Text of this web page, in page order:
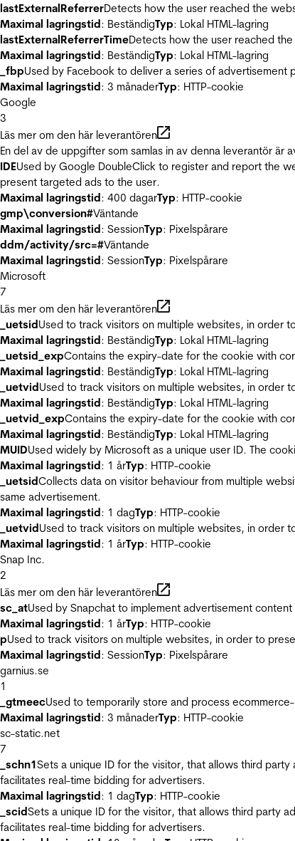
lastExternalReferrerDetects how the user reached the
Maximal lagringstid: BeständigTyp: Lokal HTML-lagring
lastExternalReferrerTimeDetects how the user reached
Maximal lagringstid: BeständigTyp: Lokal HTML-lagring
_fbpUsed by Facebook to deliver a series of
Maximal lagringstid: 3 månaderTyp: HTTP-cookie
Google
3
Läs mer om den här leverantören
En del av de uppgifter som samlas in av denna leverantör
IDEUsed by Google DoubleClick to register and report the
present targeted ads to the user.
Maximal lagringstid: 400 dagarTyp: HTTP-cookie
gmp\conversion#Väntande
Maximal lagringstid: SessionTyp: Pixelspårare
ddm/activity/src=#Väntande
Maximal lagringstid: SessionTyp: Pixelspårare
Microsoft
7
Läs mer om den här leverantören
_uetsidUsed to track visitors on multiple websites, in order
Maximal lagringstid: BeständigTyp: Lokal HTML-lagring
_uetsid_expContains the expiry-date for the cookie with
Maximal lagringstid: BeständigTyp: Lokal HTML-lagring
_uetvidUsed to track visitors on multiple websites, in order
Maximal lagringstid: BeständigTyp: Lokal HTML-lagring
_uetvid_expContains the expiry-date for the cookie with
Maximal lagringstid: BeständigTyp: Lokal HTML-lagring
MUIDUsed widely by Microsoft as a unique user ID. The
Maximal lagringstid: 1 årTyp: HTTP-cookie
_uetsidCollects data on visitor behaviour from multiple
same advertisement.
Maximal lagringstid: 1 dagTyp: HTTP-cookie
_uetvidUsed to track visitors on multiple websites, in order
Maximal lagringstid: 1 årTyp: HTTP-cookie
Snap Inc.
2
Läs mer om den här leverantören
sc_atUsed by Snapchat to implement advertisement
Maximal lagringstid: 1 årTyp: HTTP-cookie
pUsed to track visitors on multiple websites, in order to
Maximal lagringstid: SessionTyp: Pixelspårare
garnius.se
1
_gtmeecUsed to temporarily store and process
Maximal lagringstid: 3 månaderTyp: HTTP-cookie
sc-static.net
7
_schn1Sets a unique ID for the visitor, that allows third
facilitates real-time bidding for advertisers.
Maximal lagringstid: 1 dagTyp: HTTP-cookie
_scidSets a unique ID for the visitor, that allows third party
facilitates real-time bidding for advertisers.